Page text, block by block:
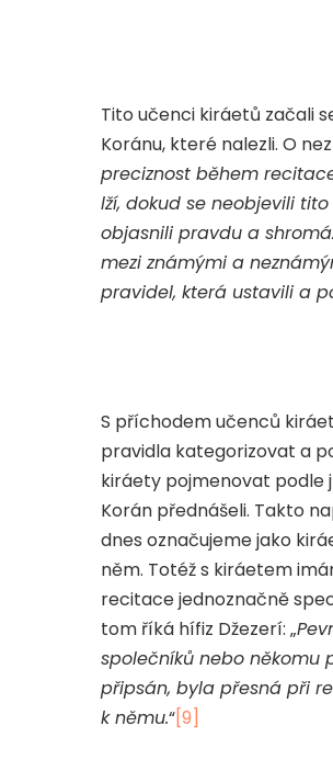
Tito učenci kiráetů začali
Koránu, které nalezli. O
preciznost během
lží, dokud se neobjevili
objasnili pravdu a
mezi známými a
pravidel, která ustavili a
S příchodem učenců
pravidla kategorizovat a
kiráety pojmenovat podle
Korán přednášeli. Takto
dnes označujeme jako
něm. Totéž s kiráetem
recitace jednoznačně
tom říká hífiz Džezerí: „
společníků nebo někomu
připsán, byla přesná při
k němu.“[9]